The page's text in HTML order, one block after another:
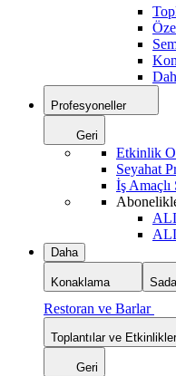
Profesyoneller
Geri
Etkinlik
Seyahat
İş Amaçlı
Daha
Konaklama
Restoran ve Barlar
Toplantılar ve Etkinlikler
Geri